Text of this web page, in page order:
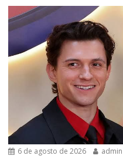
6 de agosto de 2026 admin